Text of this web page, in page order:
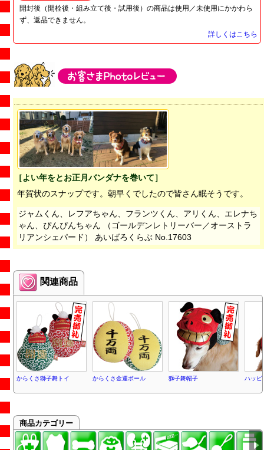
開封後（開栓後・組み立て後・試用後）の商品は使用／未使用にかかわら
ず、返品できません。
詳しくはこちら
［よい年をとお正月バンダナを巻いて］
年賀状のスナップです。朝早くでしたので皆さん眠そうです。
ジャムくん、レフアちゃん、フランツくん、アリくん、エレナち
ゃん、ぴんぴんちゃん （ゴールデンレトリーバー／オーストラ
リアンシェパード） あいばろくらぶ No.17603
関連商品
からくさ獅子舞トイ からくさ金運ボール 獅子舞帽子 ハッピ
商品カテゴリー